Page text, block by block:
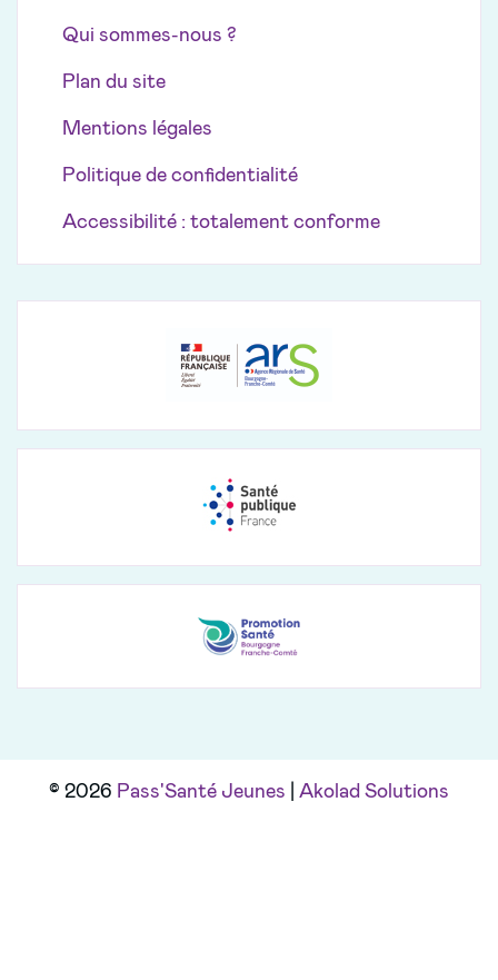
Qui sommes-nous ?
Plan du site
Mentions légales
Politique de confidentialité
Accessibilité : totalement conforme
© 2026 Pass'Santé Jeunes Akolad Solutions